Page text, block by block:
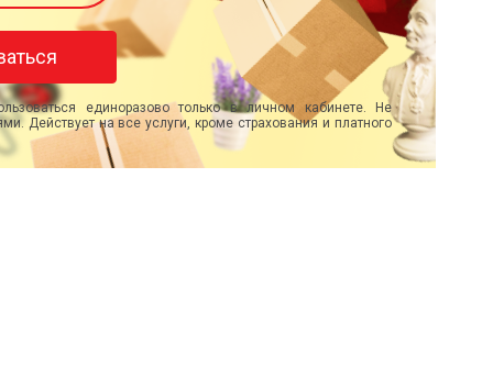
единоразово только в личном кабинете. Не
Действует на все услуги, кроме страхования и платного